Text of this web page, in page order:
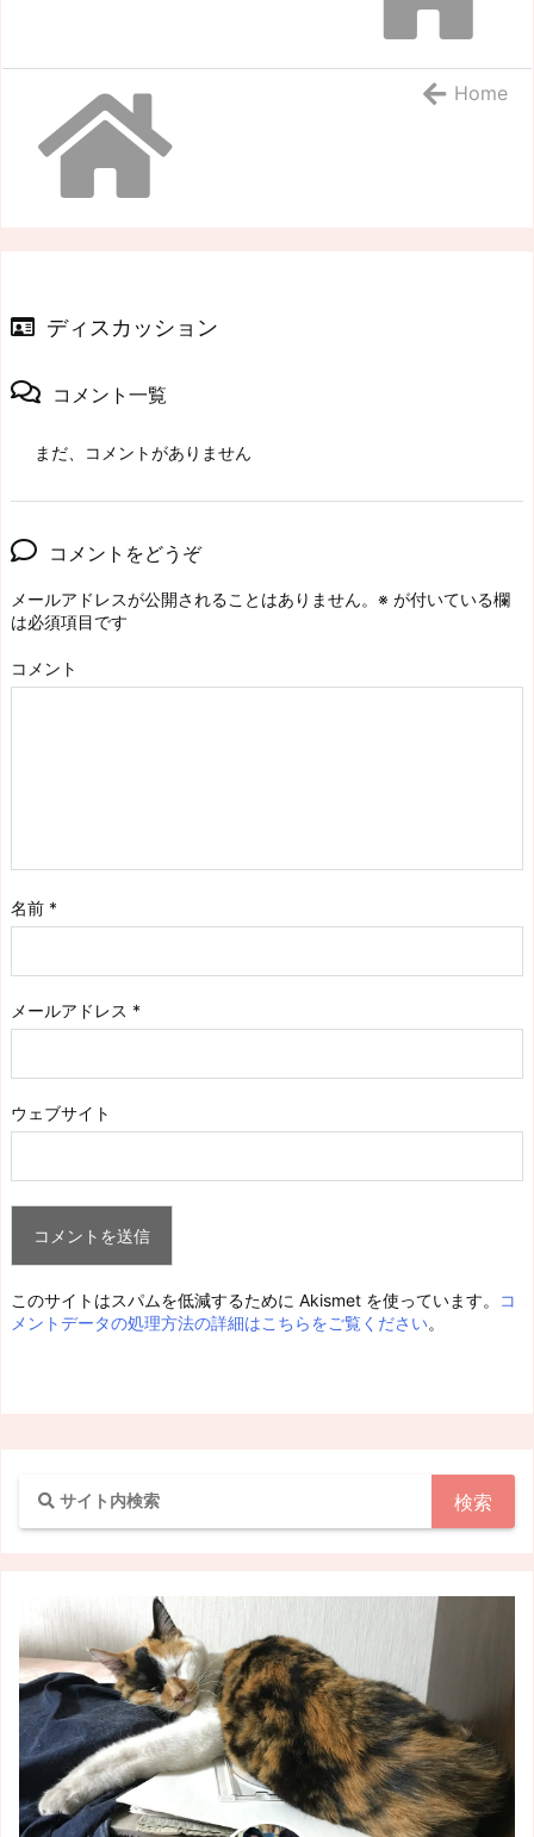
Home
ディスカッション
コメント一覧
まだ、コメントがありません
コメントをどうぞ
メールアドレスが公開されることはありません。 ※ が付いている欄
は必須項目です
コメント
名前 *
メールアドレス *
ウェブサイト
このサイトはスパムを低減するために Akismet を使っています。
コ
メントデータの処理方法の詳細はこちらをご覧ください。